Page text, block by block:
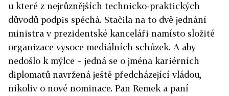
u které z nejrůznějších technicko-praktických
důvodů podpis spěchá. Stačila na to dvě jednání
ministra v prezidentské kanceláři namísto složité
organizace vysoce mediálních schůzek. A aby
nedošlo k mýlce – jedná se o jména kariérních
diplomatů navržená ještě předcházející vládou,
nikoliv o nové nominace. Pan Remek a paní